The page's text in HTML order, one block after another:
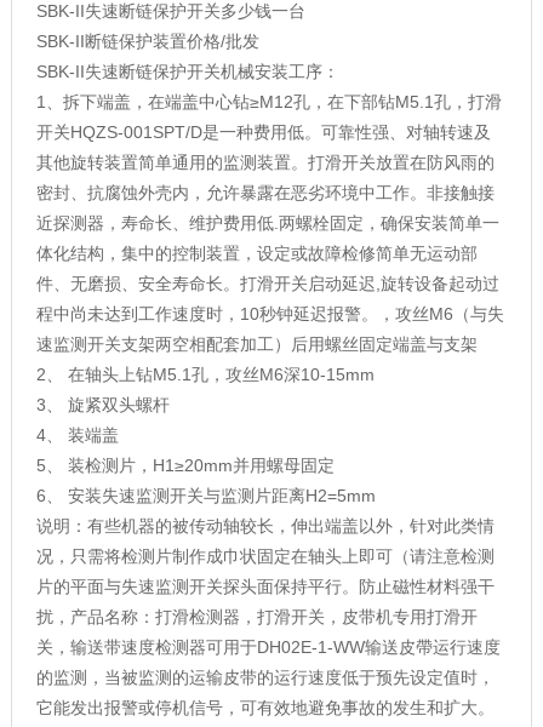
SBK-II失速断链保护开关多少钱一台
SBK-II断链保护装置价格/批发
SBK-II失速断链保护开关机械安装工序：
1、拆下端盖，在端盖中心钻≥M12孔，在下部钻M5.1孔， 打滑
开关HQZS-001SPT/D是一种费用低。可靠性强、对轴转速及
其他旋转装置简单通用的监测装置。 打滑开关放置在防风雨的
密封、抗腐蚀外壳内，允许暴露在恶劣环境中工作。非接触接
近探测器，寿命长、维护费用低.两螺栓固定，确保安装简单一
体化结构，集中的控制装置，设定或故障检修简单无运动部
件、无磨损、安全寿命长。打滑开关启动延迟,旋转设备起动过
程中尚未达到工作速度时，10秒钟延迟报警。，攻丝M6 （与失
速监测开关支架两空相配套加工）后用螺丝固定端盖与支架
2、 在轴头上钻M5.1孔，攻丝M6深10-15mm
3、
旋紧双头螺杆
4、
装端盖
5、 装检测片， H1≥20mm并用螺母固定
6、 安装失速监测开关与监测片距离H2=5mm
说明：有些机器的被传动轴较长，伸出端盖以外，针对此类情
况，只需将检测片制作成巾状固定在轴头上即可（请注意检测
片的平面与失速监测开关探头面保持平行。防止磁性材料强干
扰，产品名称：打滑检测器，打滑开关，皮带机专用打滑开
关，输送带速度检测器可用于DH02E-1-WW输送皮帶运行速度
的监测，当被监测的运输皮带的运行速度低于预先设定值时，
它能发出报警或停机信号，可有效地避免事故的发生和扩大。